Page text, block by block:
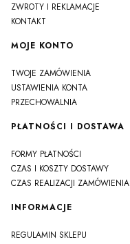
ZWROTY I REKLAMACJE
KONTAKT
MOJE KONTO
TWOJE ZAMÓWIENIA
USTAWIENIA KONTA
PRZECHOWALNIA
PŁATNOŚCI I DOSTAWA
FORMY PŁATNOŚCI
CZAS I KOSZTY DOSTAWY
CZAS REALIZACJI ZAMÓWIENIA
INFORMACJE
REGULAMIN SKLEPU